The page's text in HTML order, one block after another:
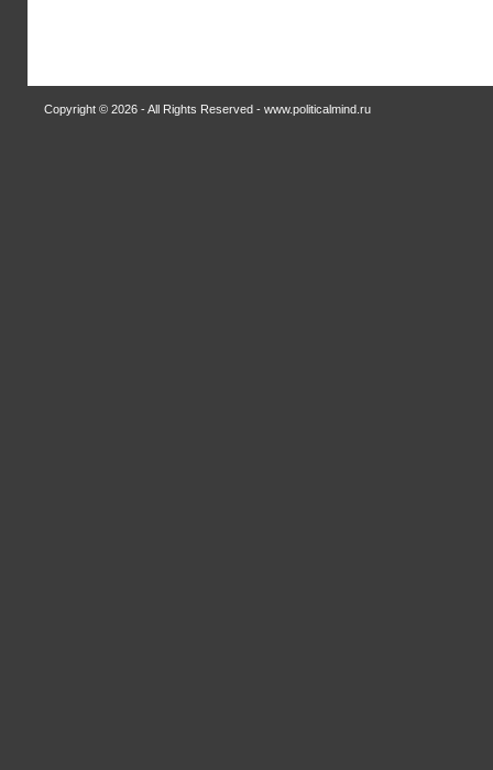
Copyright © 2026 - All Rights Reserved - www.politicalmind.ru